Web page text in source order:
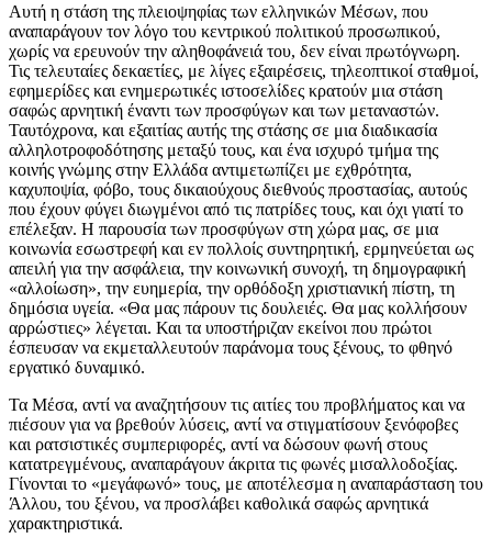
Αυτή η στάση της πλειοψηφίας των ελληνικών Μέσων, που
αναπαράγουν τον λόγο του κεντρικού πολιτικού προσωπικού,
χωρίς να ερευνούν την αληθοφάνειά του, δεν είναι πρωτόγνωρη.
Τις τελευταίες δεκαετίες, με λίγες εξαιρέσεις, τηλεοπτικοί σταθμοί,
εφημερίδες και ενημερωτικές ιστοσελίδες κρατούν μια στάση
σαφώς αρνητική έναντι των προσφύγων και των μεταναστών.
Ταυτόχρονα, και εξαιτίας αυτής της στάσης σε μια διαδικασία
αλληλοτροφοδότησης μεταξύ τους, και ένα ισχυρό τμήμα της
κοινής γνώμης στην Ελλάδα αντιμετωπίζει με εχθρότητα,
καχυποψία, φόβο, τους δικαιούχους διεθνούς προστασίας, αυτούς
που έχουν φύγει διωγμένοι από τις πατρίδες τους, και όχι γιατί το
επέλεξαν. Η παρουσία των προσφύγων στη χώρα μας, σε μια
κοινωνία εσωστρεφή και εν πολλοίς συντηρητική, ερμηνεύεται ως
απειλή για την ασφάλεια, την κοινωνική συνοχή, τη δημογραφική
«αλλοίωση», την ευημερία, την ορθόδοξη χριστιανική πίστη, τη
δημόσια υγεία. «Θα μας πάρουν τις δουλειές. Θα μας κολλήσουν
αρρώστιες» λέγεται. Και τα υποστήριζαν εκείνοι που πρώτοι
έσπευσαν να εκμεταλλευτούν παράνομα τους ξένους, το φθηνό
εργατικό δυναμικό.
Τα Μέσα, αντί να αναζητήσουν τις αιτίες του προβλήματος και να
πιέσουν για να βρεθούν λύσεις, αντί να στιγματίσουν ξενόφοβες
και ρατσιστικές συμπεριφορές, αντί να δώσουν φωνή στους
κατατρεγμένους, αναπαράγουν άκριτα τις φωνές μισαλλοδοξίας.
Γίνονται το «μεγάφωνό» τους, με αποτέλεσμα η αναπαράσταση του
Άλλου, του ξένου, να προσλάβει καθολικά σαφώς αρνητικά
χαρακτηριστικά.